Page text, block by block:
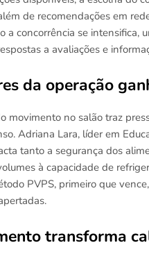
de recomendações em
a concorrência se intensifica,
a avaliações e
da operação
movimento no salão traz
Adriana Lara, líder em
tanto a segurança dos
à capacidade de
PVPS, primeiro que
transforma